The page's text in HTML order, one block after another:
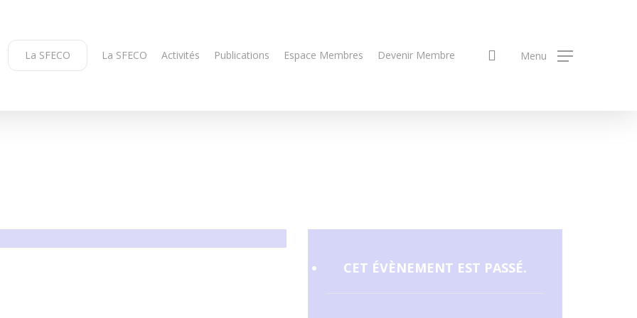
La SFECO La SFECO Activités Publications Espace Membres Devenir Membre search
Menu
CET ÉVÈNEMENT EST PASSÉ.